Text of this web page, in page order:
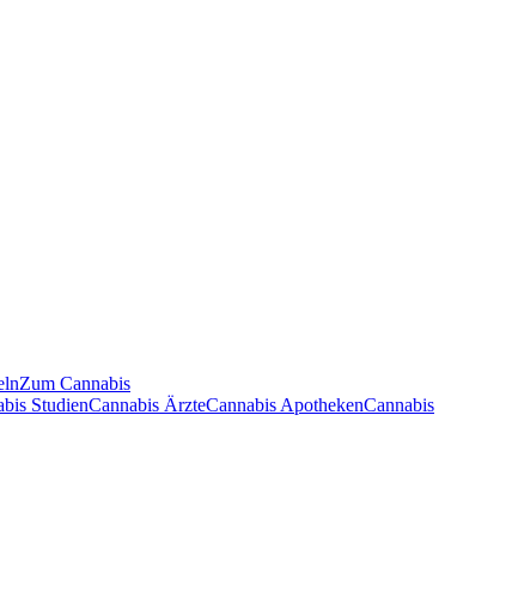
Zum Cannabis
StudienCannabis ÄrzteCannabis ApothekenCannabis